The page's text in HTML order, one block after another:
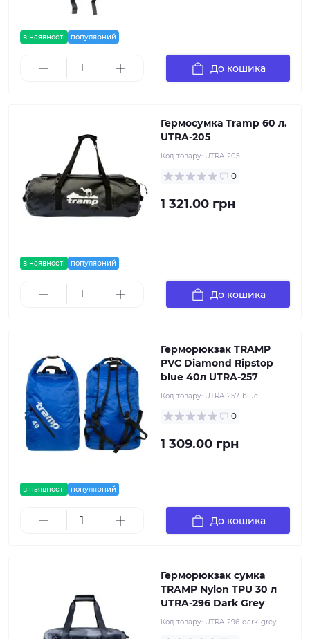
в наявності популярний
До кошика
в наявності популярний
Гермосумка Tramp 60 л.
UTRA-205
Код товару: UTRA-205
0
1 321.00 грн
До кошика
в наявності популярний
Герморюкзак TRAMP
PVC Diamond Ripstop
blue 40л UTRA-257
Код товару: UTRA-257-blue
0
1 309.00 грн
До кошика
Герморюкзак сумка
TRAMP Nylon TPU 30 л
UTRA-296 Dark Grey
Код товару: UTRA-296-dark-grey